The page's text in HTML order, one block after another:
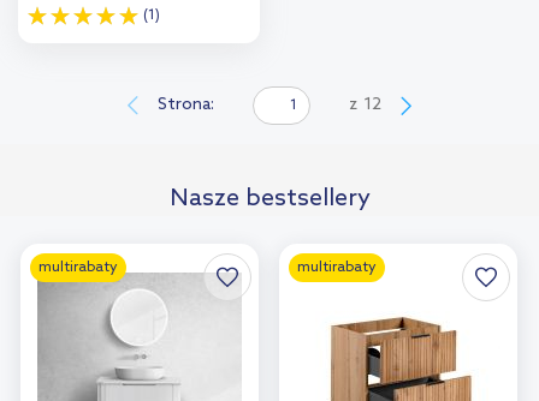
(1)
Strona: z 12
Nasze bestsellery
multirabaty multirabaty